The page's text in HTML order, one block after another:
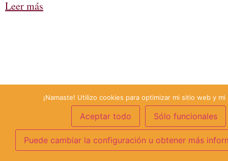
Leer más
¡Namaste! Utilizo cookies para optimizar mi sitio web y mi
Aceptar todo Sólo funcionales
Puede cambiar la configuración u obtener más